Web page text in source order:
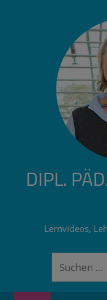
DIPL.
Lernvideos,
Suchen